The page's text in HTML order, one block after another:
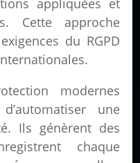
appliquées et
Cette approche
du RGPD
modernes
une
Ils génèrent des
chaque